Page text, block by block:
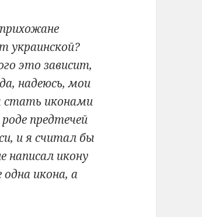
украинской?
это зависит,
надеюсь, мои
стать иконами
предтечей
и я считал бы
написал икону
икона, а